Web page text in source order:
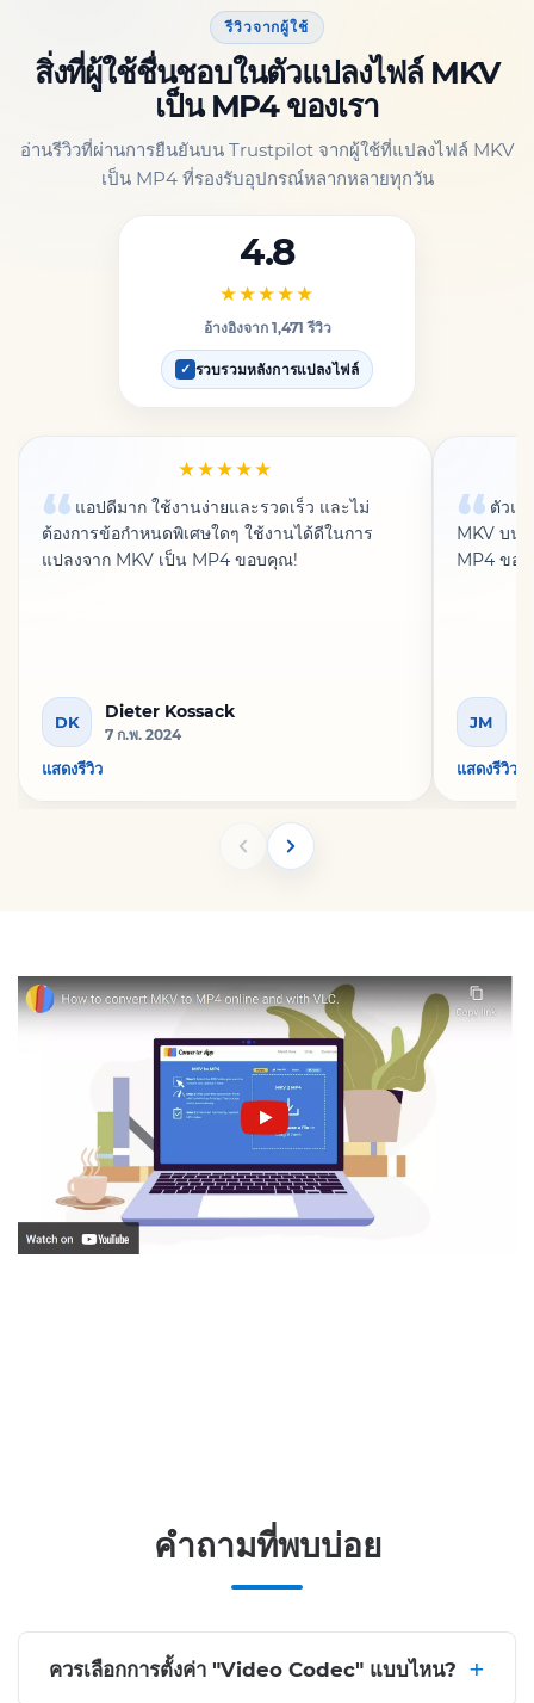
รีวิวจากผู้ใช้
สิ่งที่ผู้ใช้ชื่นชอบในตัวแปลงไฟล์ MKV
เป็น MP4 ของเรา
อ่านรีวิวที่ผ่านการยืนยันบน Trustpilot จากผู้ใช้ที่แปลงไฟล์ MKV
เป็น MP4 ที่รองรับอุปกรณ์หลากหลายทุกวัน
4.8
★★★★★
อ้างอิงจาก 1,471 รีวิว
✓ รวบรวมหลังการแปลงไฟล์
★★★★★
แอปดีมาก ใช้งานง่ายและรวดเร็ว และไม่
ต้องการข้อกำหนดพิเศษใดๆ ใช้งานได้ดีในการ
แปลงจาก MKV เป็น MP4 ขอบคุณ!
DK
Dieter Kossack
7 ก.พ. 2024
แสดงรีวิว
ตัวแ
MKV บน
MP4 ขอ
JM
แสดงรีวิว
คำถามที่พบบ่อย
ควรเลือกการตั้งค่า "Video Codec" แบบไหน?